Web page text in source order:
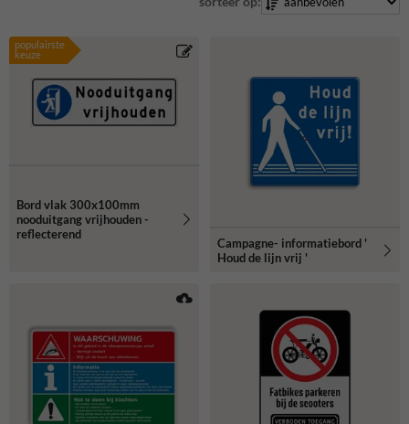
coating!
populairste
keuze
Bord vlak 300x100mm
nooduitgang vrijhouden -
reflecterend
Campagne- informatiebord '
Houd de lijn vrij '